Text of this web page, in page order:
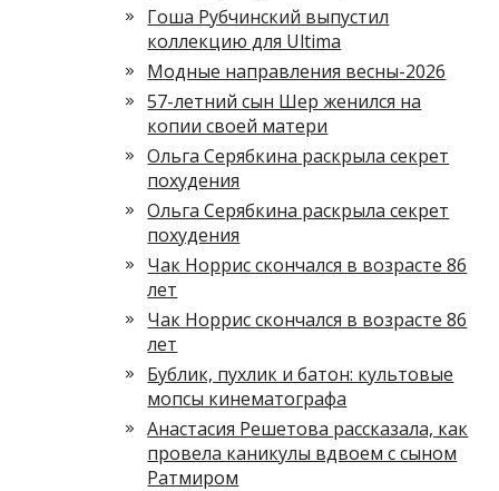
Гоша Рубчинский выпустил
коллекцию для Ultima
Модные направления весны-2026
57-летний сын Шер женился на
копии своей матери
Ольга Серябкина раскрыла секрет
похудения
Ольга Серябкина раскрыла секрет
похудения
Чак Норрис скончался в возрасте 86
лет
Чак Норрис скончался в возрасте 86
лет
Бублик, пухлик и батон: культовые
мопсы кинематографа
Анастасия Решетова рассказала, как
провела каникулы вдвоем с сыном
Ратмиром